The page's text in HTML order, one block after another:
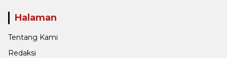
Halaman
Tentang Kami
Redaksi